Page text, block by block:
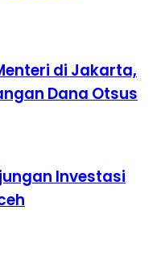
di Jakarta,
Dana Otsus
Investasi